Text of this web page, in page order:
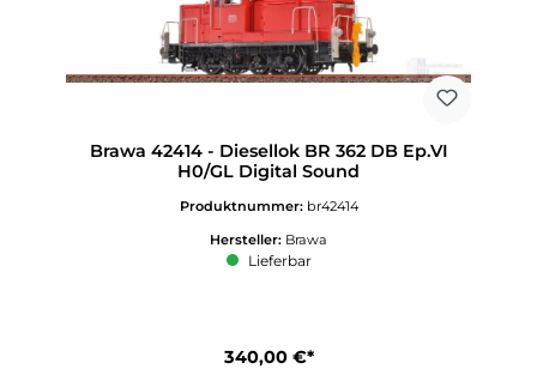
Brawa 42414 - Diesellok BR 362 DB Ep.VI
H0/GL Digital Sound
Produktnummer: br42414
Hersteller: Brawa
Lieferbar
340,00 €*